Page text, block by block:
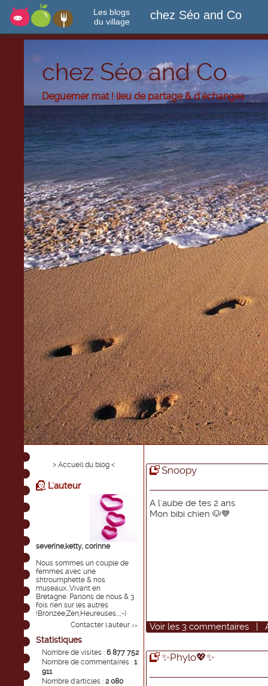
Les blogs
du village
chez Séo and Co
chez Séo and Co
Deguemer mat ! lieu de partage & d'échanges
> Accueil du blog <
L'auteur
severine,ketty, corinne
Nous sommes un couple de
femmes avec une
shtroumphette & nos
museaux...Vivant en
Bretagne. Parlons de nous & 3
fois rien sur les autres
!Bronzée,Zen,Heureuses...;-)
Contacter l'auteur >>
Statistiques
Nombre de visites : 6 877 752
Nombre de commentaires : 1
911
Nombre d'articles : 2 080
Snoopy
A l'aube de tes 2 ans
Mon bibi chien 🐶💙
Voir les 3 commentaires |
✨Phylo💖✨